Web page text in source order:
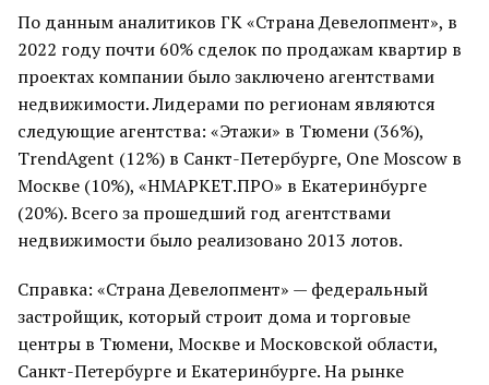
По данным аналитиков ГК «Страна Девелопмент», в
2022 году почти 60% сделок по продажам квартир в
проектах компании было заключено агентствами
недвижимости. Лидерами по регионам являются
следующие агентства: «Этажи» в Тюмени (36%),
TrendAgent (12%) в Санкт-Петербурге, One Moscow в
Москве (10%), «НМАРКЕТ.ПРО» в Екатеринбурге
(20%). Всего за прошедший год агентствами
недвижимости было реализовано 2013 лотов.
Справка: «Страна Девелопмент» — федеральный
застройщик, который строит дома и торговые
центры в Тюмени, Москве и Московской области,
Санкт-Петербурге и Екатеринбурге. На рынке